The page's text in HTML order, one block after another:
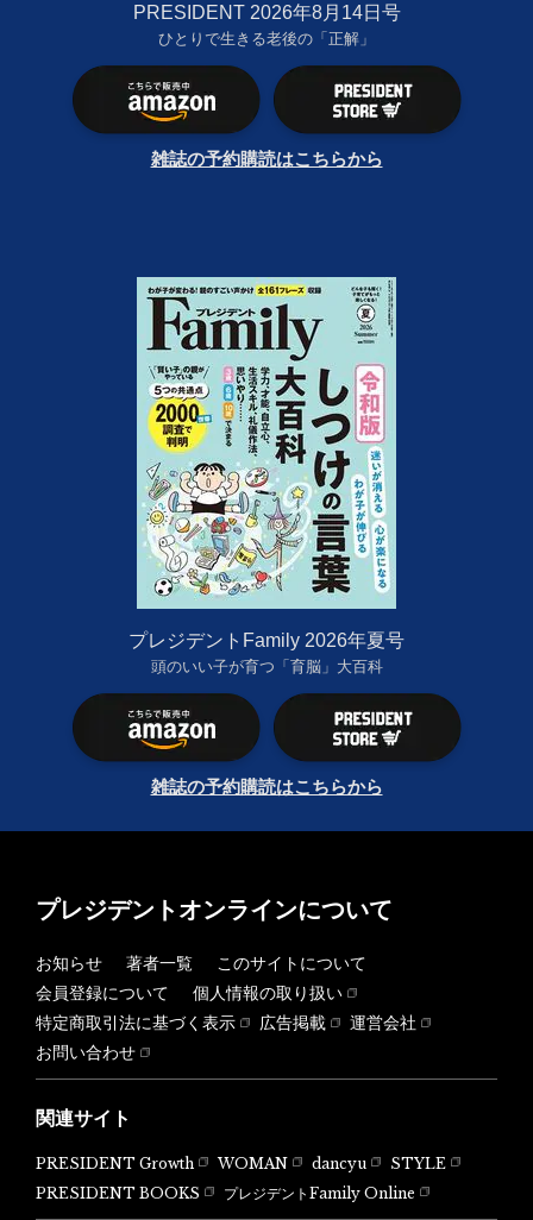
PRESIDENT 2026年8月14日号
ひとりで生きる老後の「正解」
雑誌の予約購読はこちらから
プレジデントFamily 2026年夏号
頭のいい子が育つ「育脳」大百科
雑誌の予約購読はこちらから
プレジデントオンラインについて
お知らせ 著者一覧
このサイトについて
会員登録について
個人情報の取り扱い
特定商取引法に基づく表示
広告掲載
運営会社
お問い合わせ
関連サイト
PRESIDENT Growth WOMAN dancyu
STYLE
PRESIDENT BOOKS
プレジデントFamily Online